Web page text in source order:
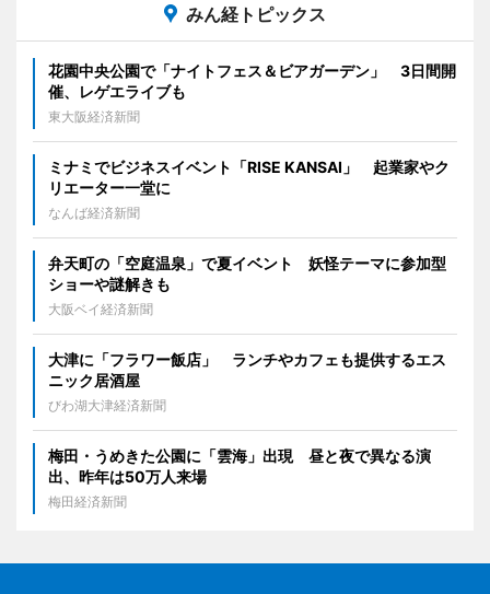
みん経トピックス
花園中央公園で「ナイトフェス＆ビアガーデン」 3日間開
催、レゲエライブも
東大阪経済新聞
ミナミでビジネスイベント「RISE KANSAI」 起業家やク
リエーター一堂に
なんば経済新聞
弁天町の「空庭温泉」で夏イベント 妖怪テーマに参加型
ショーや謎解きも
大阪ベイ経済新聞
大津に「フラワー飯店」 ランチやカフェも提供するエス
ニック居酒屋
びわ湖大津経済新聞
梅田・うめきた公園に「雲海」出現 昼と夜で異なる演
出、昨年は50万人来場
梅田経済新聞